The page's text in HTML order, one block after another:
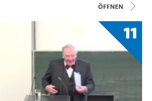
Öffnen
11